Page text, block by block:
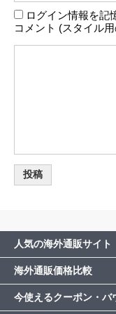
ログイン情報を記
コメント (スタイル
人気の海外通販サイト
海外通販価格比較
今使えるクーポン・バ